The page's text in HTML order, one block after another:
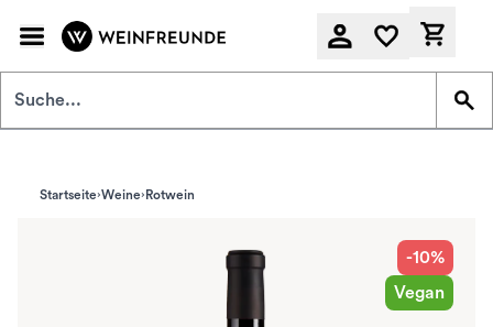
Startseite Weine Rotwein
-10%
Vegan